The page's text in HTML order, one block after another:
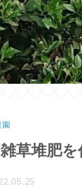
草堆肥